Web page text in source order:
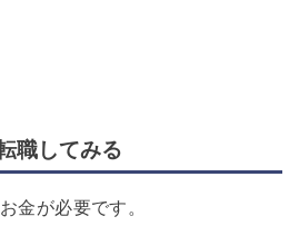
職してみる
金が必要です。